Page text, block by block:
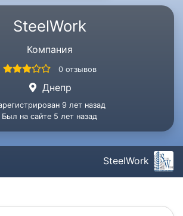
SteelWork
Компания
0 отзывов
Днепр
9 лет назад
Был на сайте 5 лет назад
SteelWork